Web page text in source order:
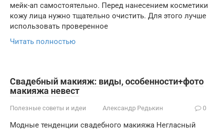
мейк-ап самостоятельно. Перед нанесением косметики
кожу лица нужно тщательно очистить. Для этого лучше
использовать проверенное
Читать полностью
Свадебный макияж: виды, особенности+фото
макияжа невест
Полезные советы и идеи Александр Редькин 0
Модные тенденции свадебного макияжа Негласный